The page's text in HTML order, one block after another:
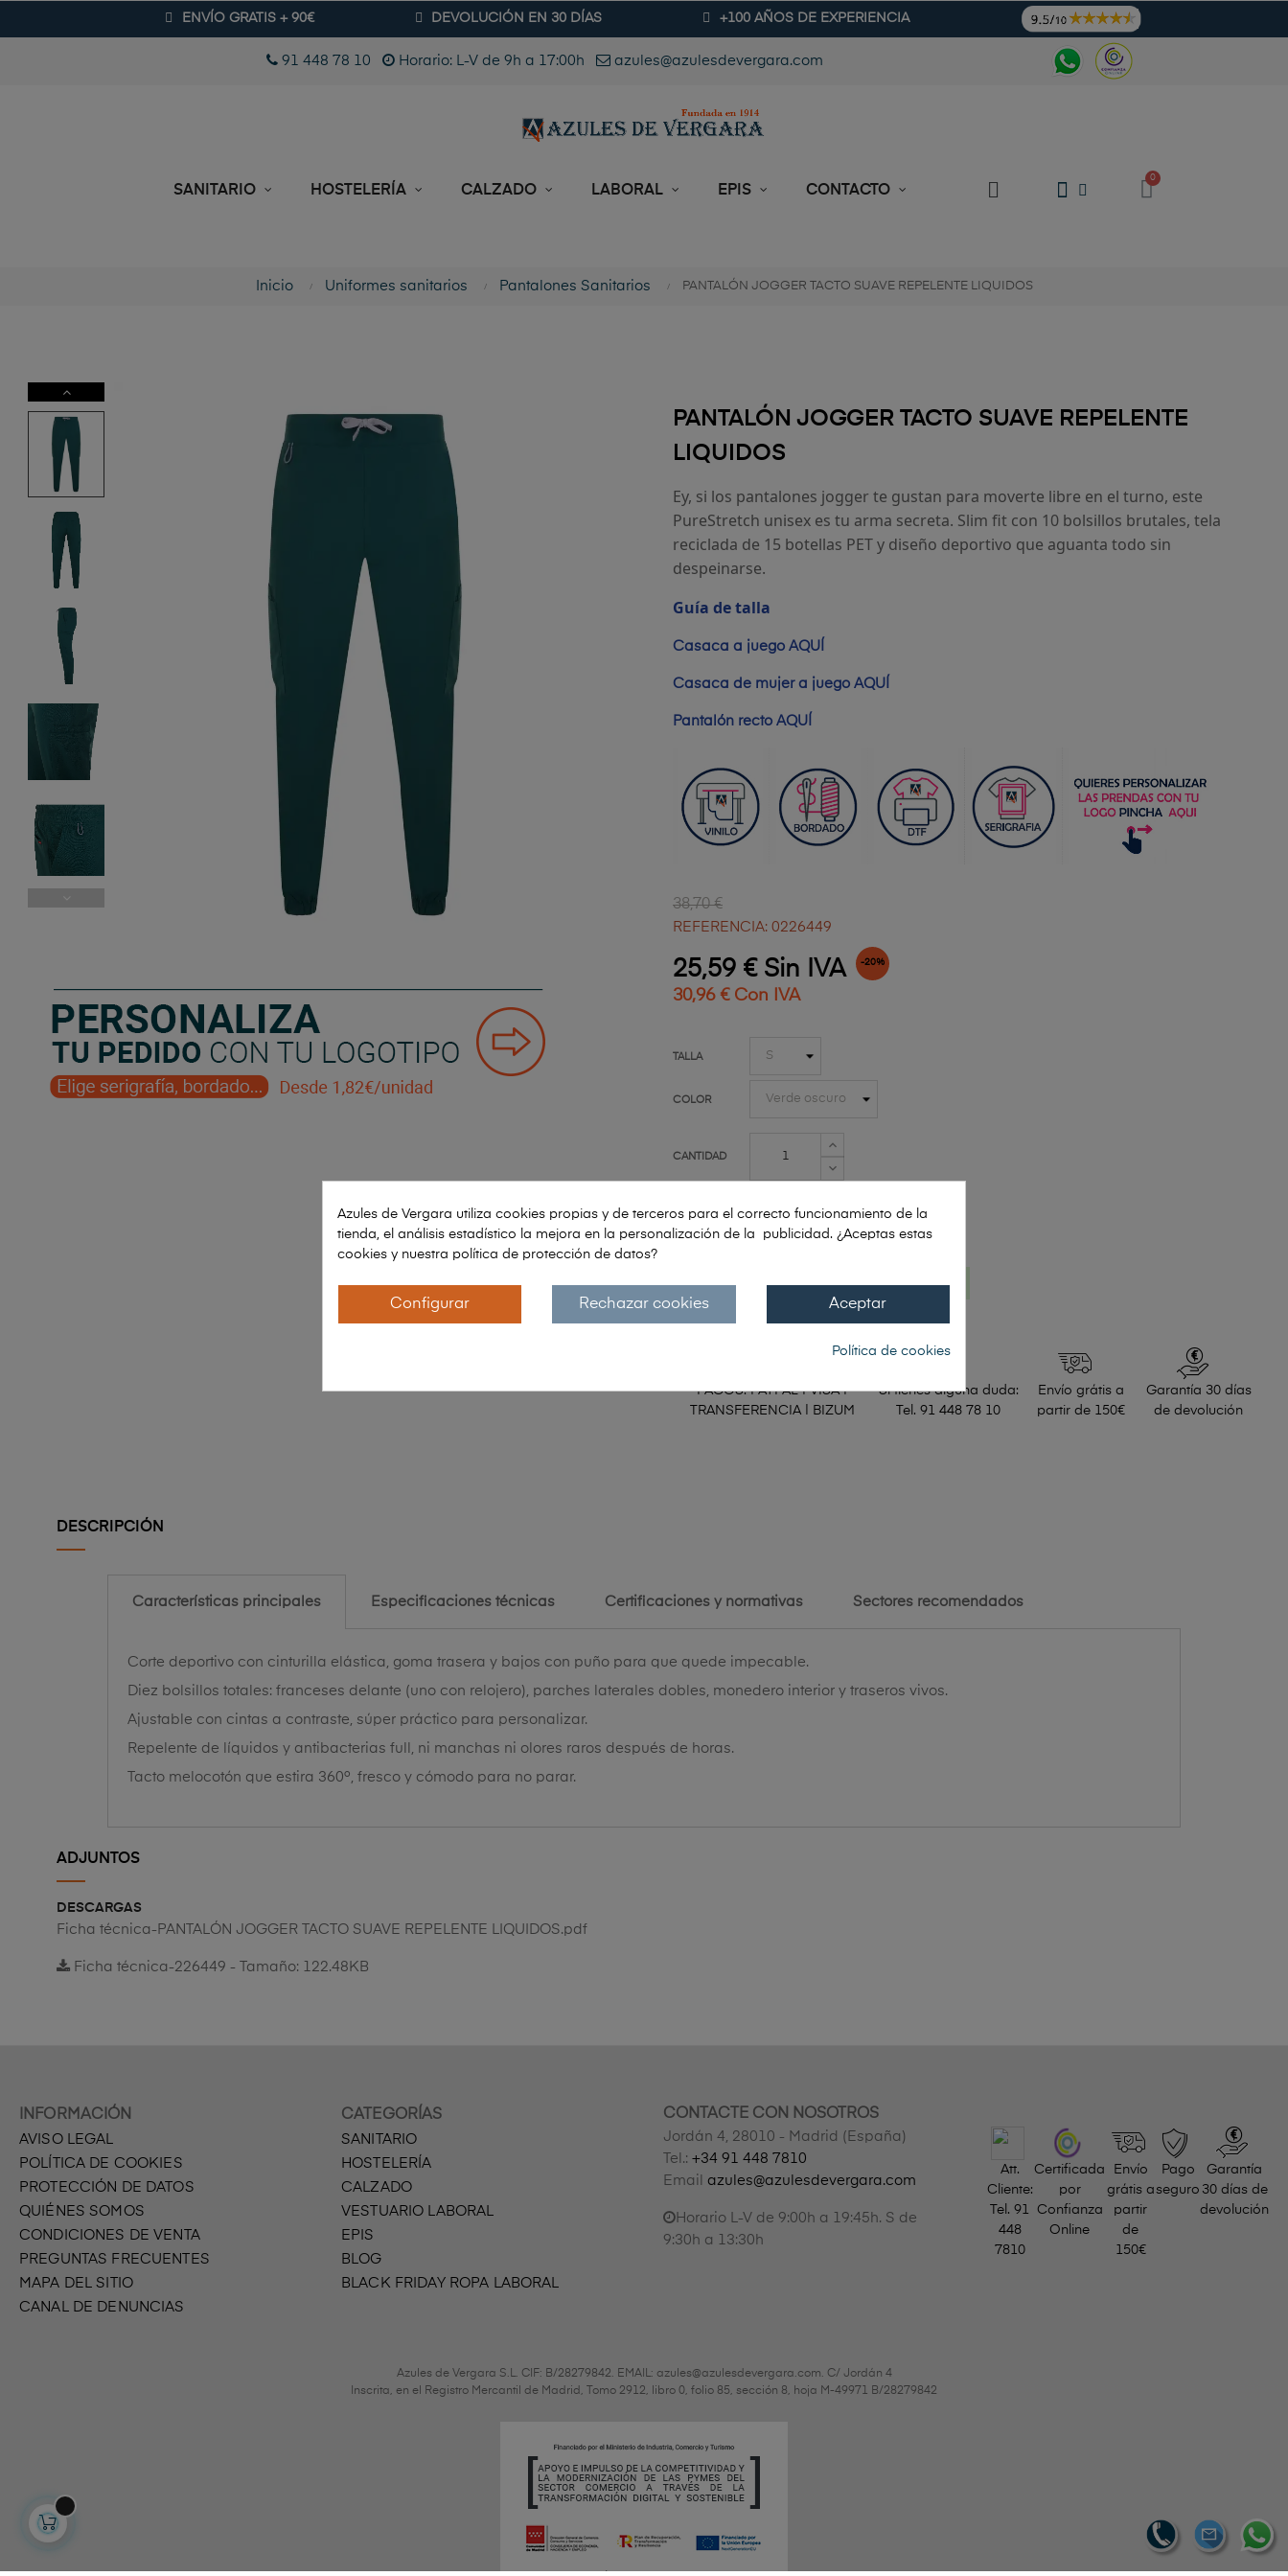
ENVÍO GRATIS + 90€ DEVOLUCIÓN EN 30 DÍAS +100 AÑOS DE EXPERIENCIA
91 448 78 10 Horario: L-V de 9h a 17:00h azules@azulesdevergara.com
SANITARIO HOSTELERÍA CALZADO LABORAL EPIS CONTACTO
Inicio Uniformes sanitarios Pantalones Sanitarios PANTALÓN JOGGER TACTO SUAVE REPELENTE LIQUIDOS
PANTALÓN JOGGER TACTO SUAVE REPELENTE
LIQUIDOS
Ey, si los pantalones jogger te gustan para moverte libre en el turno, este
PureStretch unisex es tu arma secreta. Slim fit con 10 bolsillos brutales, tela
reciclada de 15 botellas PET y diseño deportivo que aguanta todo sin
despeinarse.
Guía de talla
Casaca a juego AQUÍ
Casaca de mujer a juego AQUÍ
Pantalón recto AQUÍ
38,70 €
REFERENCIA: 0226449
25,59 € Sin IVA -20%
30,96 € Con IVA
TALLA
COLOR
CANTIDAD
AÑADIR AL CARRITO
ENVÍO: 5 A 7 DÍAS HÁBILES
PAGOS: PAYPAL | VISA |
TRANSFERENCIA | BIZUM
Si tienes alguna duda:
Tel. 91 448 78 10
Envío grátis a
partir de 150€
Garantía 30 días
de devolución
DESCRIPCIÓN
Características principales Especificaciones técnicas Certificaciones y normativas Sectores recomendados
Corte deportivo con cinturilla elástica, goma trasera y bajos con puño para que quede impecable.
Diez bolsillos totales: franceses delante (uno con relojero), parches laterales dobles, monedero interior y traseros vivos.
Ajustable con cintas a contraste, súper práctico para personalizar.
Repelente de líquidos y antibacterias full, ni manchas ni olores raros después de horas.
Tacto melocotón que estira 360º, fresco y cómodo para no parar.
ADJUNTOS
DESCARGAS
Ficha técnica-PANTALÓN JOGGER TACTO SUAVE REPELENTE LIQUIDOS.pdf
Ficha técnica-226449 - Tamaño: 122.48KB
INFORMACIÓN
AVISO LEGAL
POLÍTICA DE COOKIES
PROTECCIÓN DE DATOS
QUIÉNES SOMOS
CONDICIONES DE VENTA
PREGUNTAS FRECUENTES
MAPA DEL SITIO
CANAL DE DENUNCIAS
CATEGORÍAS
SANITARIO
HOSTELERÍA
CALZADO
VESTUARIO LABORAL
EPIS
BLOG
BLACK FRIDAY ROPA LABORAL
CONTACTE CON NOSOTROS
Jordán 4, 28010 - Madrid (España)
Tel.: +34 91 448 7810
Email azules@azulesdevergara.com
Horario L-V de 9:00h a 19:45h. S de
9:30h a 13:30h
Att.
Cliente:
Tel.91
448
7810
Certificada
por
Confianza
Online
Envío
grátis a
partir
de
150€
Pago
seguro
Garantía
30 días de
devolución
Azules de Vergara S.L. CIF: B/28279842. EMAIL: azules@azulesdevergara.com. C/ Jordán 4
Inscrita, en el Registro Mercantil de Madrid, Tomo 2912, libro 0, folio 85, sección 8, hoja M-49971 B/28279842
Azules de Vergara utiliza cookies propias y de terceros para el correcto funcionamiento de la
tienda, el análisis estadístico la mejora en la personalización de la publicidad. ¿Aceptas estas
cookies y nuestra política de protección de datos?
Aceptar
Rechazar cookies
Configurar
Política de cookies